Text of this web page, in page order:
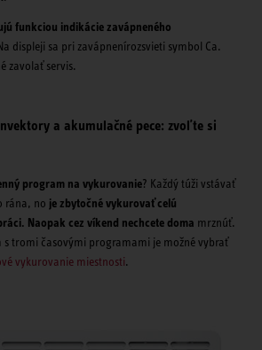
funkciou indikácie zavápneného
displeji sa pri zavápnenírozsvieti symbol Ca.
zavolať servis.
a akumulačné pece: zvoľte si
program na vykurovanie? Každý túži vstávať
rána, no je zbytočné vykurovať celú
Naopak cez víkend nechcete doma mrznúť.
s tromi časovými programami je možné vybrať
vykurovanie miestnosti.